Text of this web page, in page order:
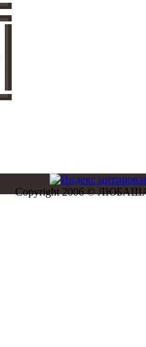
Copyright 2006 ©